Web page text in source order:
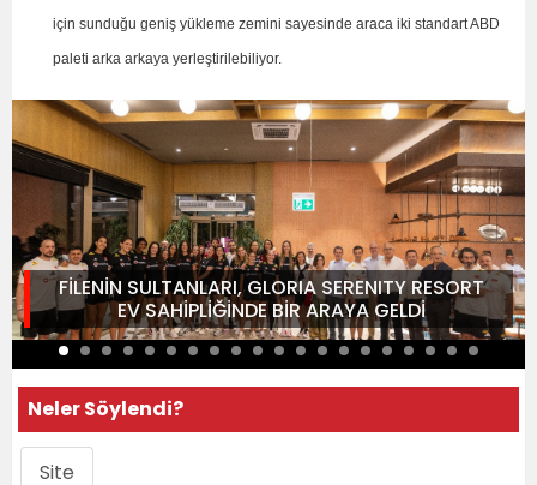
için sunduğu geniş yükleme zemini sayesinde araca iki standart ABD
paleti arka arkaya yerleştirilebiliyor.
FİLENİN SULTANLARI, GLORIA SERENITY RESORT
EV SAHİPLİĞİNDE BİR ARAYA GELDİ
Neler Söylendi?
Site